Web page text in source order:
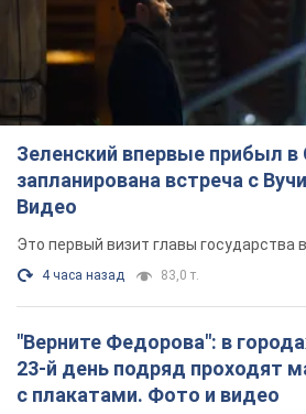
Зеленский впервые прибыл
запланирована встреча с
Видео
Это первый визит главы государства
4 часа назад 83,0 т.
"Верните Федорова": в
23-й день подряд проходят
с плакатами. Фото и видео